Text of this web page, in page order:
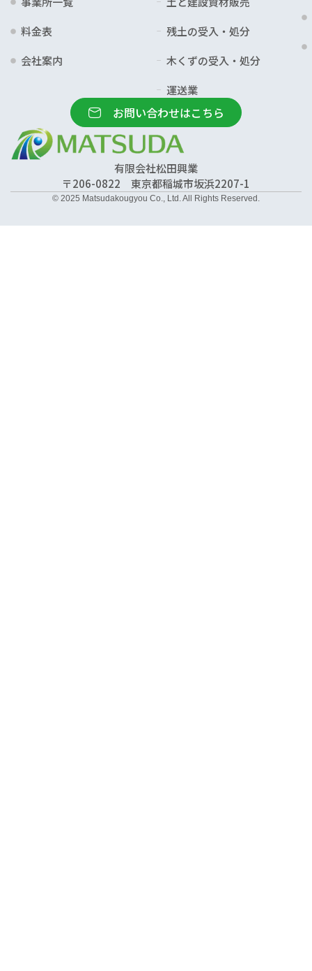
有限会社松田興業
〒206-0822 東京都稲城市坂浜2207-1
料金表
会社案内
残土の受入・処分
木くずの受入・処分
運送業
お問い合わせはこちら
© 2025 Matsudakougyou Co., Ltd. All Rights Reserved.